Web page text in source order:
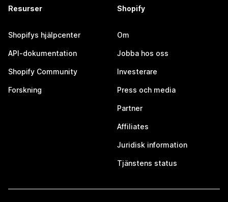
Resurser
Shopifys hjälpcenter
API-dokumentation
Shopify Community
Forskning
Shopify
Om
Jobba hos oss
Investerare
Press och media
Partner
Affiliates
Juridisk information
Tjänstens status